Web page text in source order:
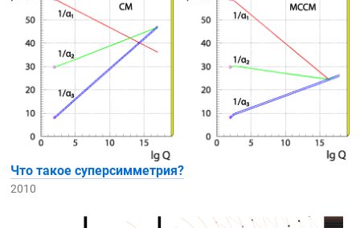
Что такое суперсимметрия?
2010